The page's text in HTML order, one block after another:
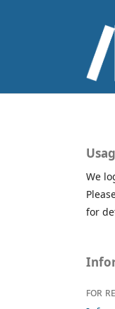
We
for
For